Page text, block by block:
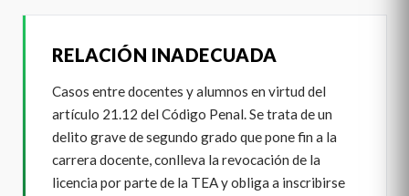
RELACIÓN INADECUADA
Casos entre docentes y alumnos en virtud del
artículo 21.12 del Código Penal. Se trata de un
delito grave de segundo grado que pone fin a la
carrera docente, conlleva la revocación de la
licencia por parte de la TEA y obliga a inscribirse